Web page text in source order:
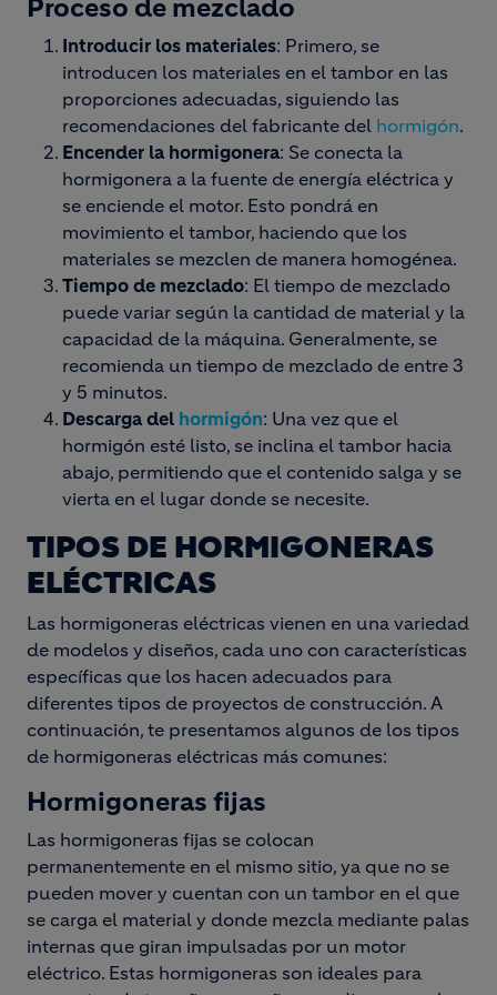
Proceso de mezclado
Introducir los materiales: Primero, se
introducen los materiales en el tambor en las
proporciones adecuadas, siguiendo las
recomendaciones del fabricante del hormigón.
Encender la hormigonera: Se conecta la
hormigonera a la fuente de energía eléctrica y
se enciende el motor. Esto pondrá en
movimiento el tambor, haciendo que los
materiales se mezclen de manera homogénea.
Tiempo de mezclado: El tiempo de mezclado
puede variar según la cantidad de material y la
capacidad de la máquina. Generalmente, se
recomienda un tiempo de mezclado de entre 3
y 5 minutos.
Descarga del hormigón: Una vez que el
hormigón esté listo, se inclina el tambor hacia
abajo, permitiendo que el contenido salga y se
vierta en el lugar donde se necesite.
TIPOS DE HORMIGONERAS
ELÉCTRICAS
Las hormigoneras eléctricas vienen en una variedad
de modelos y diseños, cada uno con características
específicas que los hacen adecuados para
diferentes tipos de proyectos de construcción. A
continuación, te presentamos algunos de los tipos
de hormigoneras eléctricas más comunes:
Hormigoneras fijas
Las hormigoneras fijas se colocan
permanentemente en el mismo sitio, ya que no se
pueden mover y cuentan con un tambor en el que
se carga el material y donde mezcla mediante palas
internas que giran impulsadas por un motor
eléctrico. Estas hormigoneras son ideales para